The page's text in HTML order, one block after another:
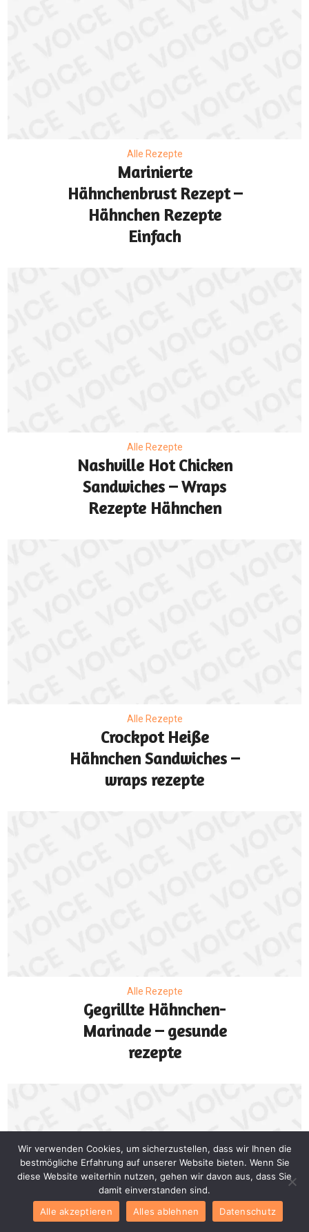
Alle Rezepte
Marinierte
Hähnchenbrust Rezept –
Hähnchen Rezepte
Einfach
Alle Rezepte
Nashville Hot Chicken
Sandwiches – Wraps
Rezepte Hähnchen
Alle Rezepte
Crockpot Heiße
Hähnchen Sandwiches –
wraps rezepte
Alle Rezepte
Gegrillte Hähnchen-
Marinade – gesunde
rezepte
Wir verwenden Cookies, um sicherzustellen, dass wir Ihnen die
bestmögliche Erfahrung auf unserer Website bieten. Wenn Sie
diese Website weiterhin nutzen, gehen wir davon aus, dass Sie
damit einverstanden sind.
Alle akzeptieren
Alles ablehnen Datenschutz